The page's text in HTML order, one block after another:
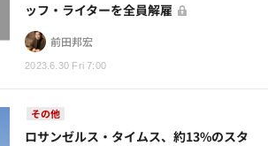
2023.6.30 Fri 7:00
ッフ・ライターを全員解雇
前田邦宏
その他
ロサンゼルス・タイムス、約13%のスタ